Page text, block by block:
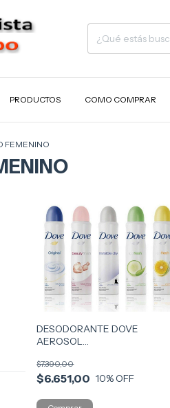
PRODUCTOS COMO COMPRAR
FEMENINO
DESODORANTE DOVE
AEROSOL
$6.651,00
$7.390,00
10% OFF